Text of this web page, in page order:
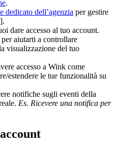
.
dedicato dell’agenzia per gestire
dare accesso al tuo account.
per aiutarti a controllare
visualizzazione del tuo
accesso a Wink come
estendere le tue funzionalità su
notifiche sugli eventi della
Es. Ricevere una notifica per